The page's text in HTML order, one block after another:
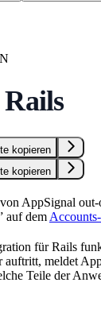
kopieren
kopieren
AppSignal out-
auf dem
für Rails
meldet
Teile der